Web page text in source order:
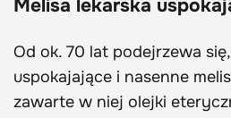
Melisa lekarska
Od ok. 70 lat podejrzewa
uspokajające i nasenne
zawarte w niej olejki